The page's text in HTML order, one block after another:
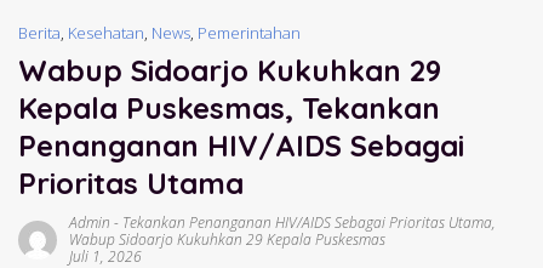
Berita, Kesehatan, News, Pemerintahan
Wabup Sidoarjo Kukuhkan 29
Kepala Puskesmas, Tekankan
Penanganan HIV/AIDS Sebagai
Prioritas Utama
Admin - Tekankan Penanganan HIV/AIDS Sebagai Prioritas Utama,
Wabup Sidoarjo Kukuhkan 29 Kepala Puskesmas
Juli 1, 2026